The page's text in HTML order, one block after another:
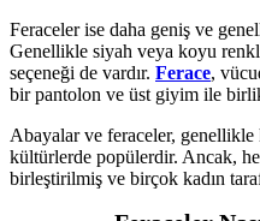
Feraceler ise daha geniş ve
Genellikle siyah veya koyu
seçeneği de vardır. Ferace,
bir pantolon ve üst giyim ile
Abayalar ve feraceler, genellikle
kültürlerde popülerdir. Ancak,
birleştirilmiş ve birçok kadın